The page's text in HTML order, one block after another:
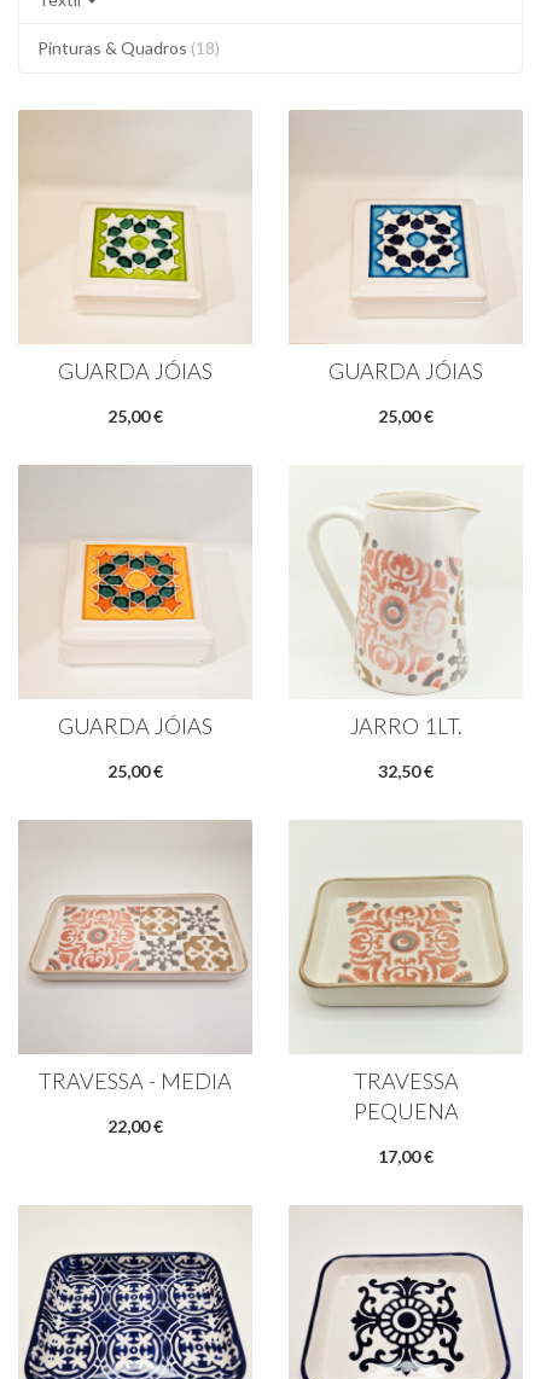
Pinturas & Quadros (18)
GUARDA JÓIAS
25,00 €
GUARDA JÓIAS
25,00 €
GUARDA JÓIAS
25,00 €
JARRO 1LT.
32,50 €
TRAVESSA - MEDIA
22,00 €
TRAVESSA
PEQUENA
17,00 €